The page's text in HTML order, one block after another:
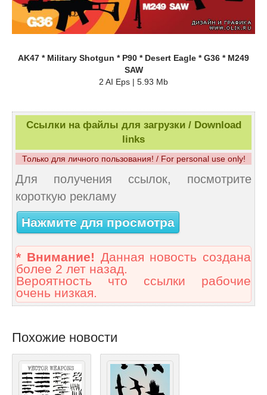
AK47 * Military Shotgun * P90 * Desert Eagle * G36 * M249
SAW
2 AI Eps | 5.93 Mb
Ссылки на файлы для загрузки / Download
links
Только для личного пользования! / For personal use only!
Для получения ссылок, посмотрите
короткую рекламу
Нажмите для просмотра
* Внимание! Данная новость создана
более 2 лет назад.
Вероятность что ссылки рабочие
очень низкая.
Похожие новости